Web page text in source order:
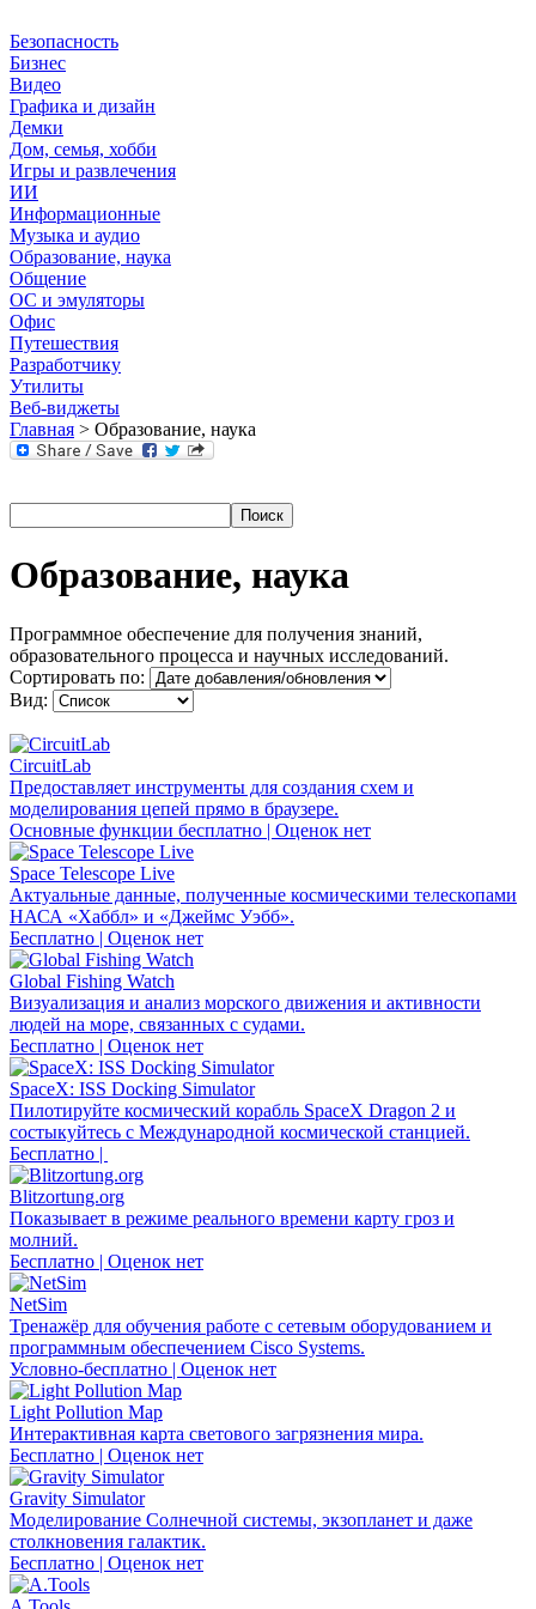
Безопасность
Бизнес
Видео
Графика и дизайн
Демки
Дом, семья, хобби
Игры и развлечения
ИИ
Информационные
Музыка и аудио
Образование, наука
Общение
ОС и эмуляторы
Офис
Путешествия
Разработчику
Утилиты
Веб-виджеты
Главная > Образование, наука
Образование, наука
Программное обеспечение для получения знаний,
образовательного процесса и научных исследований.
Сортировать по:
Вид:
CircuitLab
Предоставляет инструменты для создания схем и
моделирования цепей прямо в браузере.
Основные функции бесплатно | Оценок нет
Space Telescope Live
Актуальные данные, полученные космическими телескопами
НАСА «Хаббл» и «Джеймс Уэбб».
Бесплатно | Оценок нет
Global Fishing Watch
Визуализация и анализ морского движения и активности
людей на море, связанных с судами.
Бесплатно | Оценок нет
SpaceX: ISS Docking Simulator
Пилотируйте космический корабль SpaceX Dragon 2 и
состыкуйтесь с Международной космической станцией.
Бесплатно |
Blitzortung.org
Показывает в режиме реального времени карту гроз и
молний.
Бесплатно | Оценок нет
NetSim
Тренажёр для обучения работе с сетевым оборудованием и
программным обеспечением Cisco Systems.
Условно-бесплатно | Оценок нет
Light Pollution Map
Интерактивная карта светового загрязнения мира.
Бесплатно | Оценок нет
Gravity Simulator
Моделирование Солнечной системы, экзопланет и даже
столкновения галактик.
Бесплатно | Оценок нет